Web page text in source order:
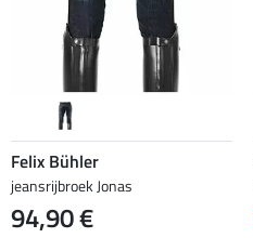
Felix Bühler
jeansrijbroek Jonas
94,90 €